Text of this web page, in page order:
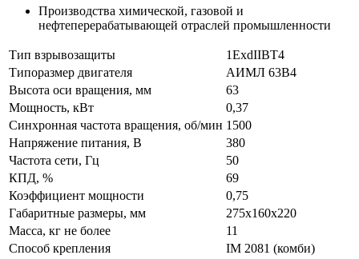
Производства химической, газовой и
нефтеперерабатывающей отраслей промышленности
Тип взрывозащиты
1ExdIIBT4
Типоразмер двигателя
АИМЛ 63В4
Высота оси вращения, мм
63
Мощность, кВт
0,37
Синхронная частота вращения, об/мин 1500
Напряжение питания, В
380
Частота сети, Гц
50
КПД, %
69
Коэффициент мощности
0,75
Габаритные размеры, мм
275х160х220
Масса, кг не более
11
Способ крепления
IM 2081 (комби)